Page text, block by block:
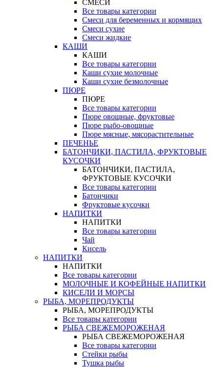
СМЕСИ
Все товары категории
Смеси для беременных и кормящих
Смеси сухие
Смеси жидкие
КАШИ
КАШИ
Все товары категории
Каши сухие молочные
Каши сухие безмолочные
ПЮРЕ
ПЮРЕ
Все товары категории
Пюре овощные, фруктовые
Пюре рыбо-овощные
Пюре мясные, мясорастительные
ПЕЧЕНЬЕ
БАТОНЧИКИ, ПАСТИЛА, ФРУКТОВЫЕ
КУСОЧКИ
БАТОНЧИКИ, ПАСТИЛА,
ФРУКТОВЫЕ КУСОЧКИ
Все товары категории
Батончики
Фруктовые кусочки
НАПИТКИ
НАПИТКИ
Все товары категории
Чай
Кисель
НАПИТКИ
НАПИТКИ
Все товары категории
МОЛОЧНЫЕ И КОФЕЙНЫЕ НАПИТКИ
КИСЕЛИ И МОРСЫ
РЫБА, МОРЕПРОДУКТЫ
РЫБА, МОРЕПРОДУКТЫ
Все товары категории
РЫБА СВЕЖЕМОРОЖЕНАЯ
РЫБА СВЕЖЕМОРОЖЕНАЯ
Все товары категории
Стейки рыбы
Тушка рыбы